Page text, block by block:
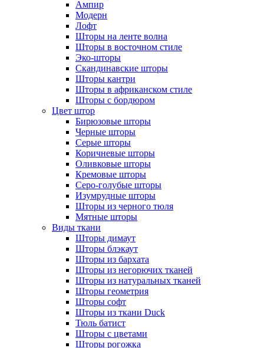
Ампир
Модерн
Лофт
Шторы на ленте волна
Шторы в восточном стиле
Эко-шторы
Скандинавские шторы
Шторы кантри
Шторы в африканском стиле
Шторы с бордюром
Цвет штор
Бирюзовые шторы
Черные шторы
Серые шторы
Коричневые шторы
Оливковые шторы
Кремовые шторы
Серо-голубые шторы
Изумрудные шторы
Шторы из черного тюля
Мятные шторы
Виды ткани
Шторы димаут
Шторы блэкаут
Шторы из бархата
Шторы из негорючих тканей
Шторы из натуральных тканей
Шторы геометрия
Шторы софт
Шторы из ткани Duck
Тюль батист
Шторы с цветами
Шторы рогожка